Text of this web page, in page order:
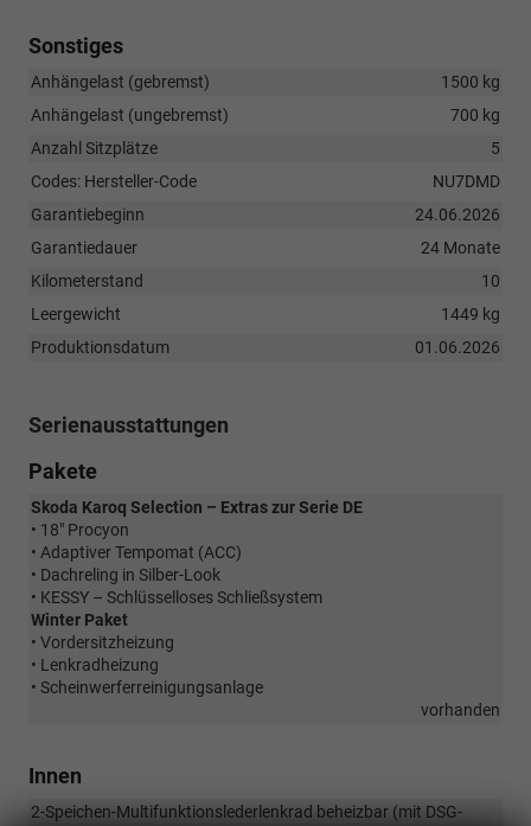
Sonstiges
Anhängelast (gebremst)
1500 kg
Anhängelast (ungebremst)
700 kg
Anzahl Sitzplätze
5
Codes: Hersteller-Code
NU7DMD
Garantiebeginn
24.06.2026
Garantiedauer
24 Monate
Kilometerstand
10
Leergewicht
1449 kg
Produktionsdatum
01.06.2026
Serienausstattungen
Pakete
Skoda Karoq Selection – Extras zur Serie DE
• 18" Procyon
• Adaptiver Tempomat (ACC)
• Dachreling in Silber-Look
• KESSY – Schlüsselloses Schließsystem
Winter Paket
• Vordersitzheizung
• Lenkradheizung
• Scheinwerferreinigungsanlage
vorhanden
Innen
2-Speichen-Multifunktionslederlenkrad beheizbar (mit DSG-